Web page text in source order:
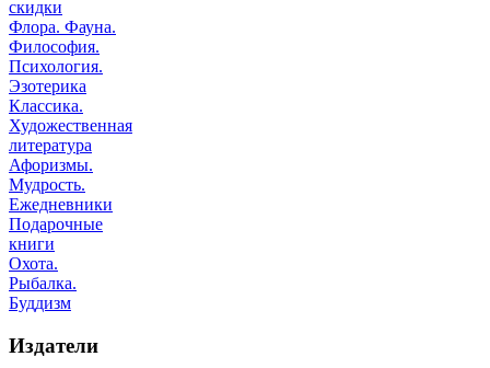
скидки
Флора. Фауна.
Философия.
Психология.
Эзотерика
Классика.
Художественная
литература
Афоризмы.
Мудрость.
Ежедневники
Подарочные
книги
Охота.
Рыбалка.
Буддизм
Издатели